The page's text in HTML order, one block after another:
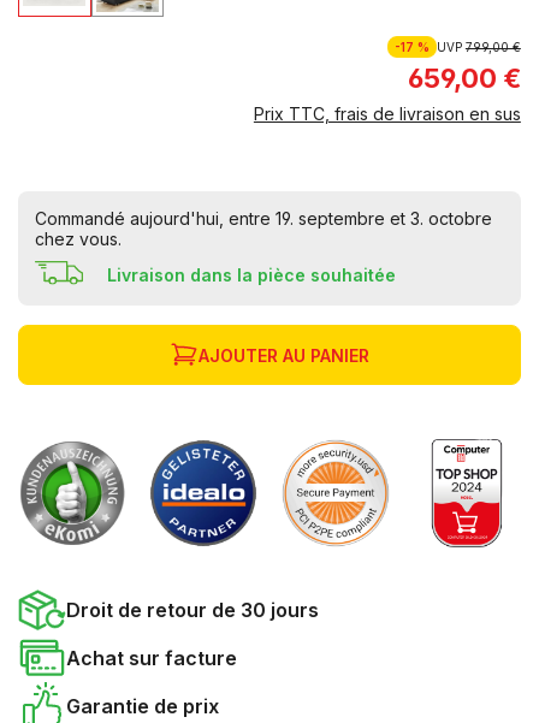
-17 % UVP799,00 €
659,00 €
Prix TTC, frais de livraison en sus
Commandé aujourd'hui, entre 19. septembre et 3. octobre
chez vous.
Livraison dans la pièce souhaitée
AJOUTER AU PANIER
Droit de retour de 30 jours
Achat sur facture
Garantie de prix